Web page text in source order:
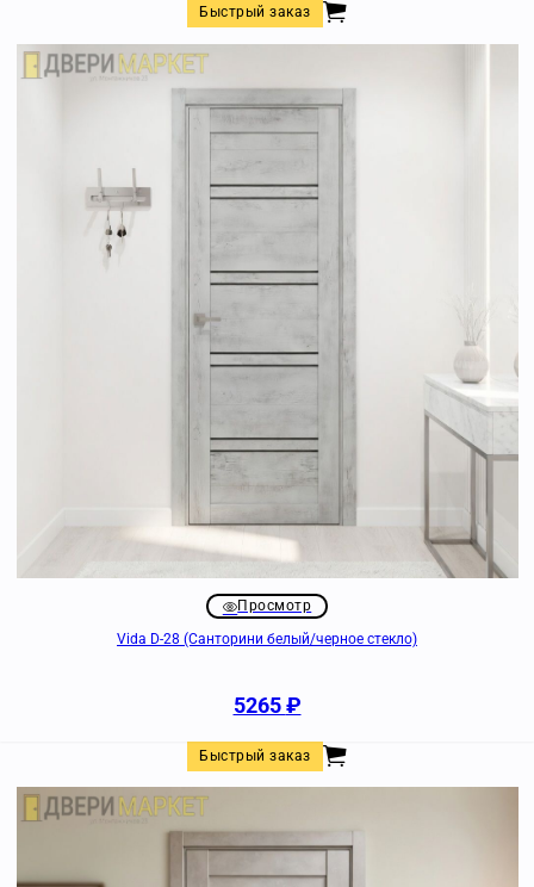
Быстрый заказ
Просмотр
Vida D-28 (Санторини белый/черное стекло)
5265₽
Быстрый заказ